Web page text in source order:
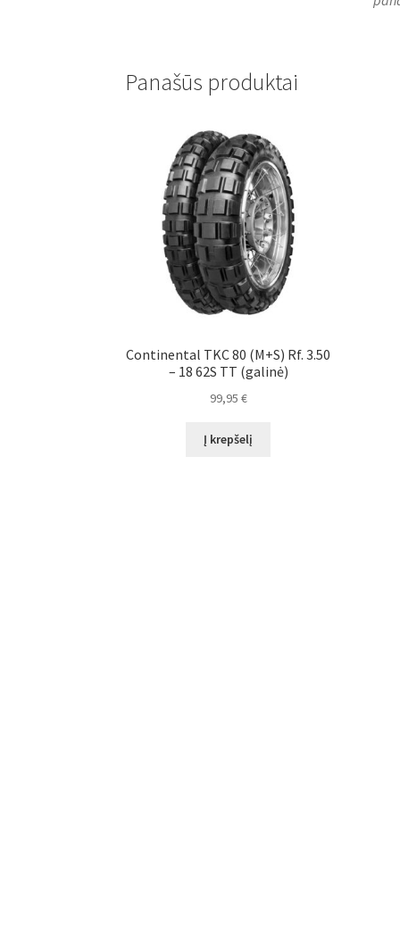
Panašūs produktai
Continental TKC 80 (M+S) Rf. 3.50
– 18 62S TT (galinė)
99,95 €
Į krepšelį